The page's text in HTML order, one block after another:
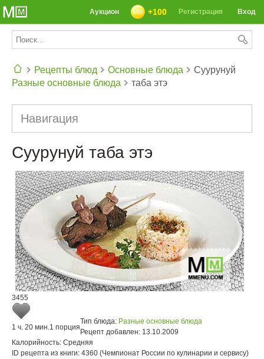
Вход
Регистрация
+100
Аукцион
Рецепты блюд
Основные блюда
Разные основные блюда
Суурунуй
таба этэ
Навигация
Суурунуй таба этэ
3455
1 ч. 20 мин.1 порция
Тип блюда: Разные основные блюда
Рецепт добавлен: 13.10.2009
Калорийность: Средняя
ID рецепта из книги: 4360 (Чемпионат России по кулинарии и сервису)